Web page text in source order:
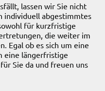
lassen wir Sie nicht
individuell abgestimmtes
für kurzfristige
die weiter im
Egal ob es sich um eine
eine längerfristige
Sie da und freuen uns